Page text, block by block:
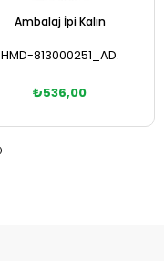
Ambalaj İpi Kalın
HMD-813000251_AD.
₺536,00